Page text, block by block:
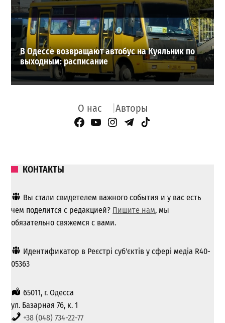
В Одессе возвращают автобус на Куяльник по
выходным: расписание
О нас Авторы
Facebook Page
YouTube
Instagram
Telegram
TikTok
КОНТАКТЫ
Вы стали свидетелем важного события и у вас есть
чем поделится с редакцией? Пишите нам, мы
обязательно свяжемся с вами.
Идентификатор в Реєстрі суб'єктів у сфері медіа R40-
05363
65011, г. Одесса
ул. Базарная 76, к. 1
+38 (048) 734-22-77